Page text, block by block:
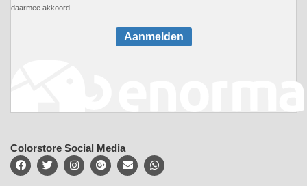
daarmee akkoord
Aanmelden
Colorstore Social Media